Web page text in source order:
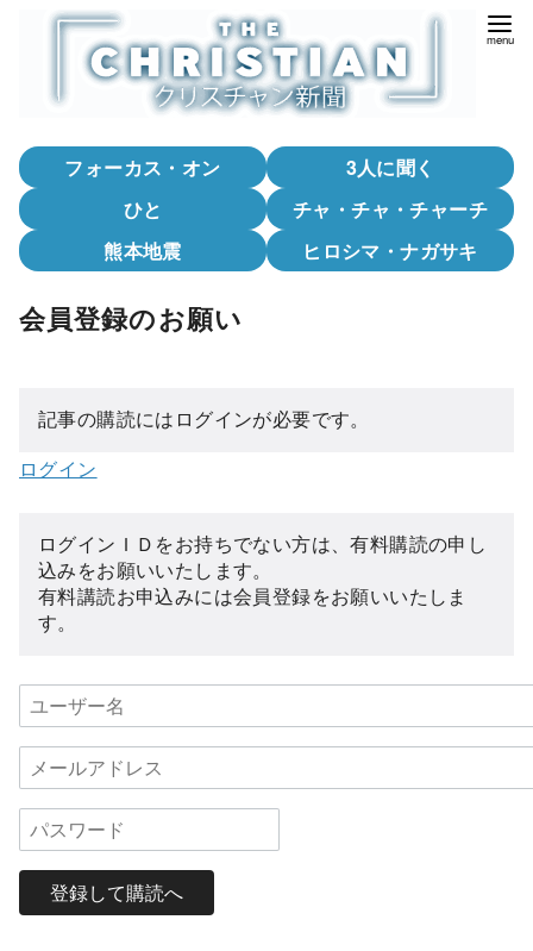
フォーカス・オン
3人に聞く
ひと
チャ・チャ・チャーチ
熊本地震
ヒロシマ・ナガサキ
会員登録のお願い
記事の購読にはログインが必要です。
ログイン
ログインＩＤをお持ちでない方は、有料購読の申し
込みをお願いいたします。
有料講読お申込みには会員登録をお願いいたしま
す。
登録して購読へ